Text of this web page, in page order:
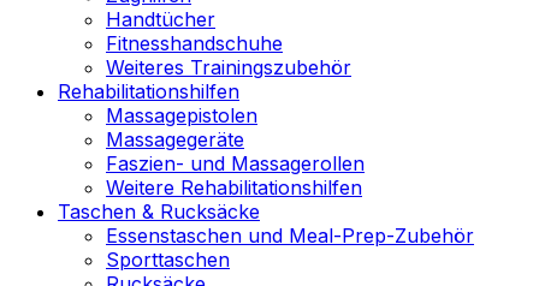
Handtücher
Fitnesshandschuhe
Weiteres Trainingszubehör
Rehabilitationshilfen
Massagepistolen
Massagegeräte
Faszien- und Massagerollen
Weitere Rehabilitationshilfen
Taschen & Rucksäcke
Essenstaschen und Meal-Prep-Zubehör
Sporttaschen